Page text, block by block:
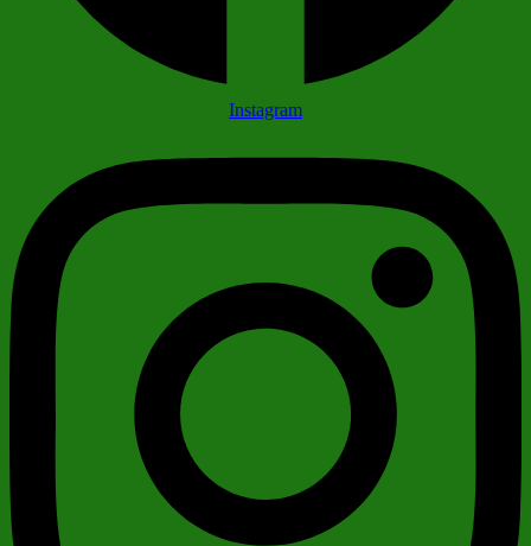
Instagram